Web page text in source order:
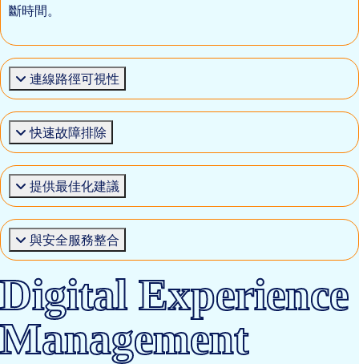
斷時間。
連線路徑可視性
快速故障排除
提供最佳化建議
與安全服務整合
Digital Experience
Management